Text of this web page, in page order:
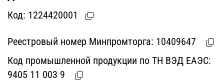
Код: 1224420001
Реестровый номер Минпромторга: 10409647
Код промышленной продукции по ТН ВЭД ЕАЭС:
9405 11 003 9